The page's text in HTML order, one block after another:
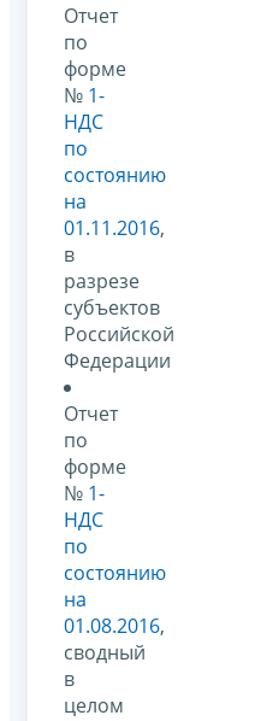
Отчет
по
форме
№ 1-
НДС
по
состоянию
на
01.11.2016,
в
разрезе
субъектов
Российской
Федерации
Отчет
по
форме
№ 1-
НДС
по
состоянию
на
01.08.2016,
сводный
в
целом